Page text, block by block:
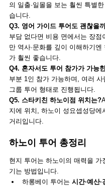
의 일출·일몰을 보는 훨씬 특별
습니다.
Q3. 영어 가이드 투어도 괜찮을
부담 없다면 비용 면에서는 장점
만 역사·문화를 깊이 이해하기엔
가 훨씬 좋습니다.
Q4. 혼자서도 투어 참가가 가능
부분 1인 참가 가능하며, 여러 사
그룹 투어 형태로 진행됩니다.
Q5. 스타키친 하노이점 위치는?
지에 위치, 하노이 성요셉성당에
거리입니다.
하노이 투어 총정리
현지 투어는 하노이의 매력을 가
기는 방법입니다.
하롱베이 투어는 시간·예산·